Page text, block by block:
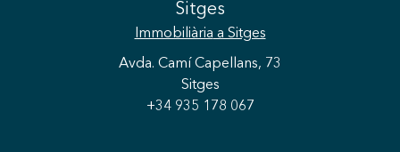
Sitges
Immobiliària a Sitges
Avda. Camí Capellans, 73
Sitges
+34 935 178 067